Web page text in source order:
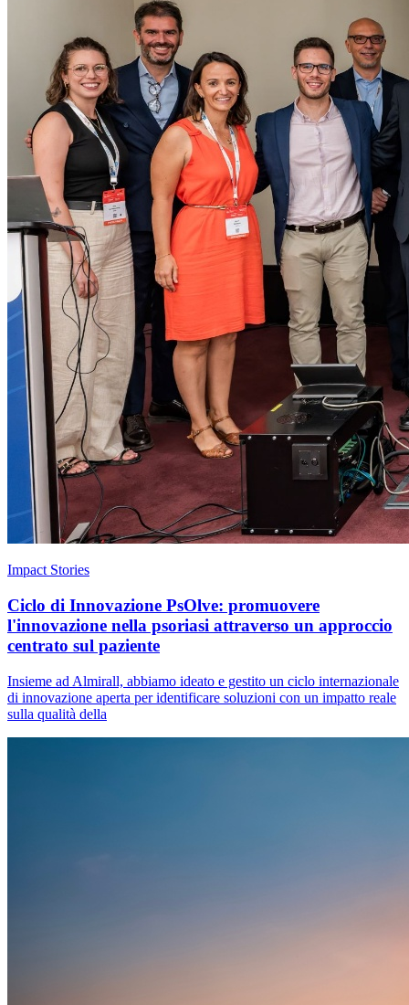
Impact Stories
Ciclo di Innovazione PsOlve: promuovere
l'innovazione nella psoriasi attraverso un approccio
centrato sul paziente
Insieme ad Almirall, abbiamo ideato e gestito un ciclo internazionale
di innovazione aperta per identificare soluzioni con un impatto reale
sulla qualità della